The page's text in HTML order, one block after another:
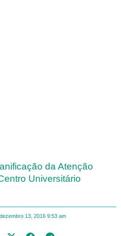
da Atenção
Universitário
dezembro 13, 2016 9:53 am